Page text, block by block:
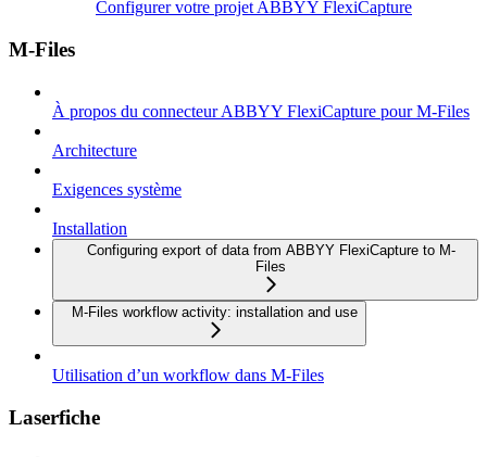
Configurer votre projet ABBYY FlexiCapture
M-Files
À propos du connecteur ABBYY FlexiCapture pour M-Files
Architecture
Exigences système
Installation
Configuring export of data from ABBYY FlexiCapture to M-
Files
M-Files workflow activity: installation and use
Utilisation d’un workflow dans M-Files
Laserfiche